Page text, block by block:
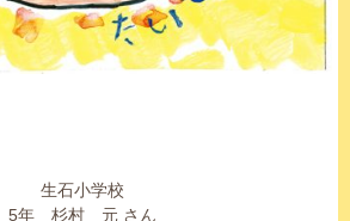
生石小学校
5年 杉村 元 さん